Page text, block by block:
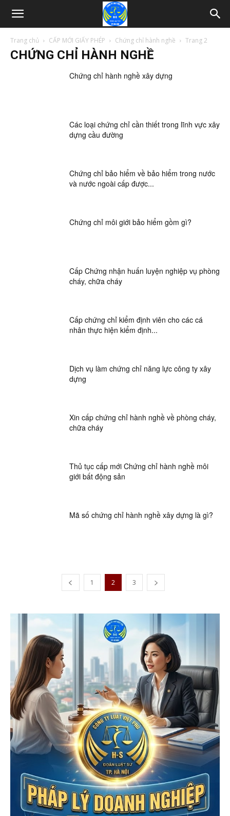
Trang chủ CẤP MỚI GIẤY PHÉP Chứng chỉ hành nghề Trang 2
CHỨNG CHỈ HÀNH NGHỀ
Chứng chỉ hành nghề xây dựng
Các loại chứng chỉ cần thiết trong lĩnh vực xây
dựng cầu đường
Chứng chỉ bảo hiểm về bảo hiểm trong nước
và nước ngoài cấp được...
Chứng chỉ môi giới bảo hiểm gồm gì?
Cấp Chứng nhận huấn luyện nghiệp vụ phòng
cháy, chữa cháy
Cấp chứng chỉ kiểm định viên cho các cá
nhân thực hiện kiểm định...
Dịch vụ làm chứng chỉ năng lực công ty xây
dựng
Xin cấp chứng chỉ hành nghề về phòng cháy,
chữa cháy
Thủ tục cấp mới Chứng chỉ hành nghề môi
giới bất động sản
Mã số chứng chỉ hành nghề xây dựng là gì?
1 2 3